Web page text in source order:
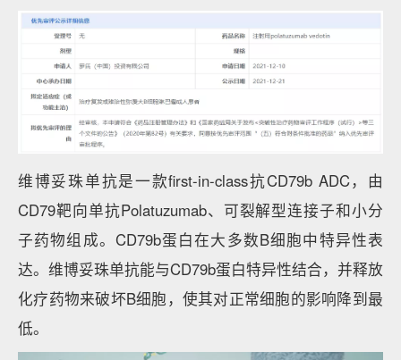
维博妥珠单抗是一款first-in-class抗CD79b ADC，由
CD79靶向单抗Polatuzumab、可裂解型连接子和小分
子药物组成。CD79b蛋白在大多数B细胞中特异性表
达。维博妥珠单抗能与CD79b蛋白特异性结合，并释放
化疗药物来破坏B细胞，使其对正常细胞的影响降到最
低。